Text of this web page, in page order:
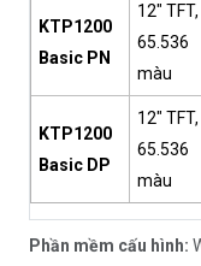
KTP1200
Basic PN
12" TFT,
65.536
màu
KTP1200
Basic DP
12" TFT,
65.536
màu
Phần mềm cấu hình: